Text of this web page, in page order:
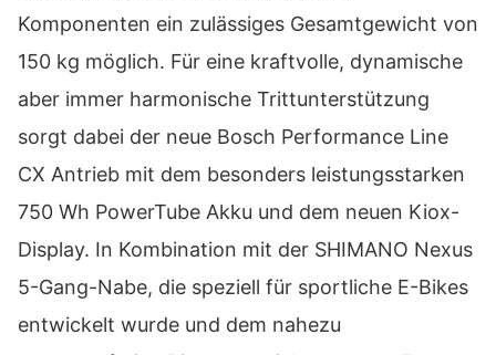
Komponenten ein zulässiges Gesamtgewicht von
150 kg möglich. Für eine kraftvolle, dynamische
aber immer harmonische Trittunterstützung
sorgt dabei der neue Bosch Performance Line
CX Antrieb mit dem besonders leistungsstarken
750 Wh PowerTube Akku und dem neuen Kiox-
Display. In Kombination mit der SHIMANO Nexus
5-Gang-Nabe, die speziell für sportliche E-Bikes
entwickelt wurde und dem nahezu